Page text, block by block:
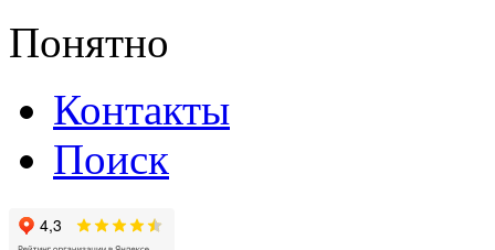
Понятно
Контакты
Поиск